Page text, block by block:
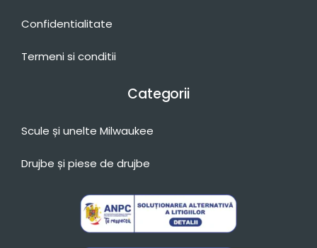
Confidentialitate
Termeni si conditii
Categorii
Scule și unelte Milwaukee
Drujbe și piese de drujbe